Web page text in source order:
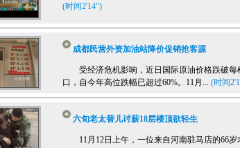
(时间2'14")
成都民营外资加油站降价促销抢客源
受经济危机影响，近日国际原油价格跌破每
口，自今年高位跌幅已超过60%。11月... (时间
六旬老太替儿讨薪18层楼顶欲轻生
11月12日上午，一位来自河南驻马店的66岁